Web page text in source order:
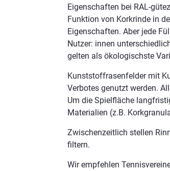
Eigenschaften bei RAL-
Funktion von Korkrinde in
Eigenschaften. Aber jede
Nutzer: innen
gelten als ökologischste
Kunststoffrasenfelder mit
Verbotes genutzt werden.
Um die Spielfläche
Materialien (z.B.
Zwischenzeitlich stellen
filtern.
Wir empfehlen